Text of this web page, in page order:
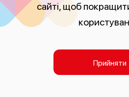
сайті, щоб
Прийняти